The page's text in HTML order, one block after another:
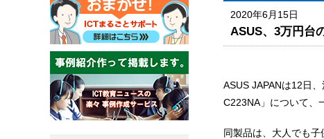
2020年6月15日
ASUS、3万円台
ASUS JAPANは12日
C223NA」について、
同製品は、大人でも